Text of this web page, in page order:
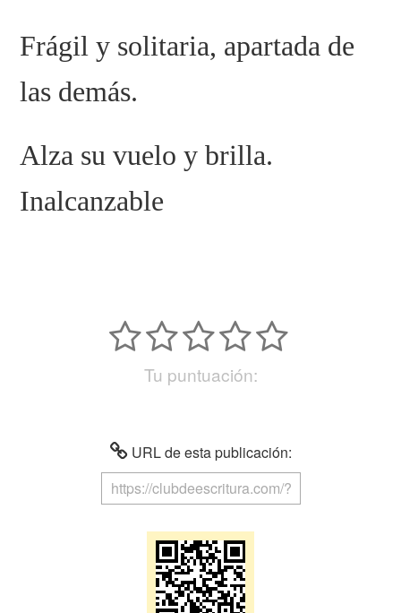
Frágil y solitaria, apartada de
las demás.
Alza su vuelo y brilla.
Inalcanzable
Tu puntuación:
URL de esta publicación: